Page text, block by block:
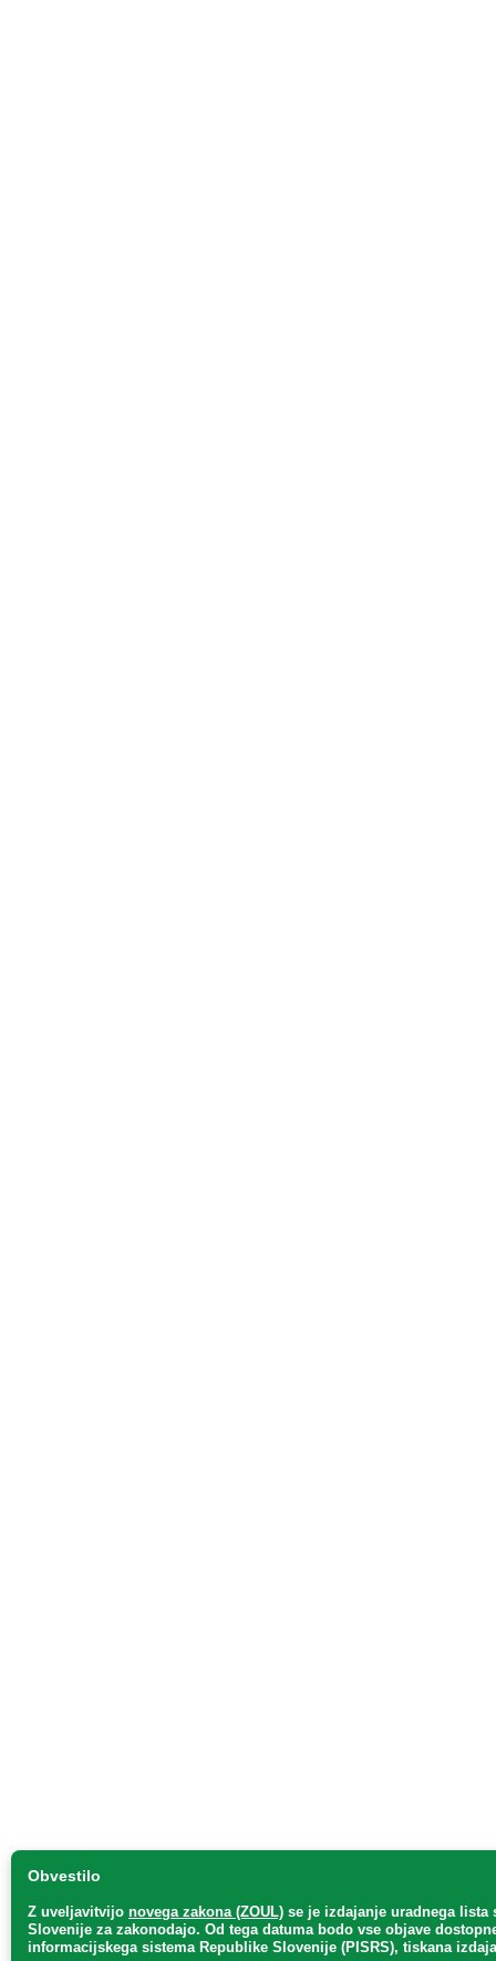
Obvestilo
Z uveljavitvijo novega zakona (ZOUL) se je izdajanje uradnega lista
Slovenije za zakonodajo. Od tega datuma bodo vse objave
informacijskega sistema Republike Slovenije (PISRS), tiskana